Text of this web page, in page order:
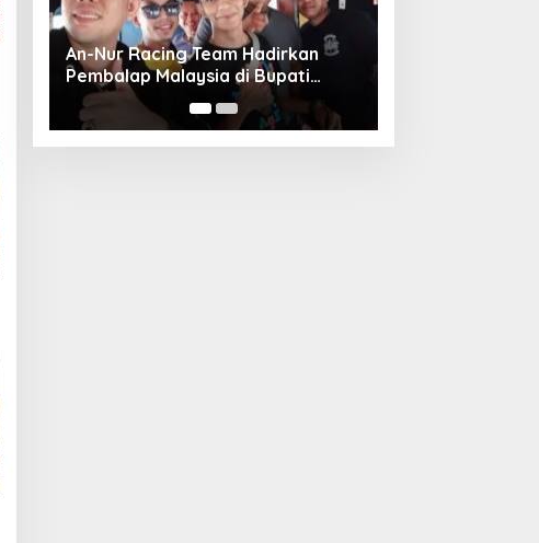
Unggul Adu Pinalti, Gapindo FC
Menanti Penantang Selanjutnya di
Semifinal Bupati Cup 2024